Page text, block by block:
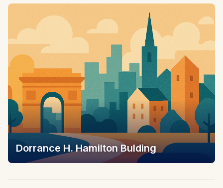
Dorrance H. Hamilton Bulding